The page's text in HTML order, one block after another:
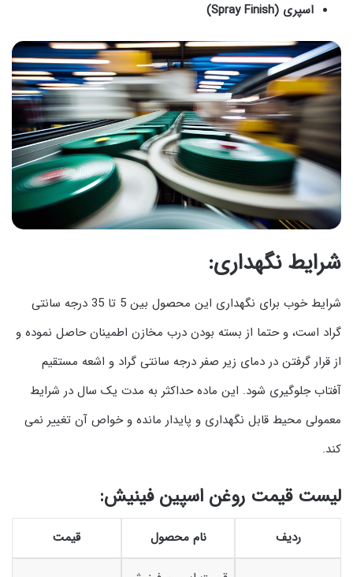
اسپری (Spray Finish)
شرایط نگهداری:
شرایط خوب برای نگهداری این محصول بین 5 تا 35 درجه سانتی
گراد است، و حتما از بسته بودن درب مخازن اطمینان حاصل نموده و
از قرار گرفتن در دمای زیر صفر درجه سانتی گراد و اشعه مستقیم
آفتاب جلوگیری شود. این ماده حداکثر به مدت یک سال در شرایط
معمولی محیط قابل نگهداری و پایدار مانده و خواص آن تغییر نمی
کند.
لیست قیمت روغن اسپین فینیش:
ردیف نام محصول قیمت